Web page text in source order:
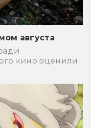
августа
кино оценили